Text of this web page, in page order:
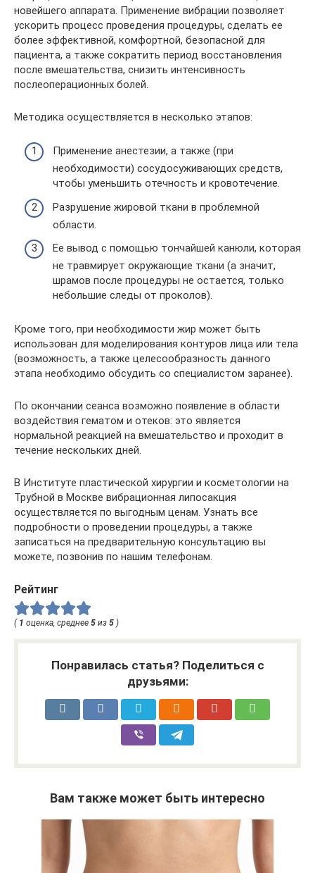
новейшего аппарата. Применение вибрации позволяет
ускорить процесс проведения процедуры, сделать ее
более эффективной, комфортной, безопасной для
пациента, а также сократить период восстановления
после вмешательства, снизить интенсивность
послеоперационных болей.
Методика осуществляется в несколько этапов:
Применение анестезии, а также (при
необходимости) сосудосуживающих средств,
чтобы уменьшить отечность и кровотечение.
Разрушение жировой ткани в проблемной
области.
Ее вывод с помощью тончайшей канюли, которая
не травмирует окружающие ткани (а значит,
шрамов после процедуры не остается, только
небольшие следы от проколов).
Кроме того, при необходимости жир может быть
использован для моделирования контуров лица или тела
(возможность, а также целесообразность данного
этапа необходимо обсудить со специалистом заранее).
По окончании сеанса возможно появление в области
воздействия гематом и отеков: это является
нормальной реакцией на вмешательство и проходит в
течение нескольких дней.
В Институте пластической хирургии и косметологии на
Трубной в Москве вибрационная липосакция
осуществляется по выгодным ценам. Узнать все
подробности о проведении процедуры, а также
записаться на предварительную консультацию вы
можете, позвонив по нашим телефонам.
Рейтинг
( 1 оценка, среднее 5 из 5 )
Понравилась статья? Поделиться с
друзьями:
Вам также может быть интересно